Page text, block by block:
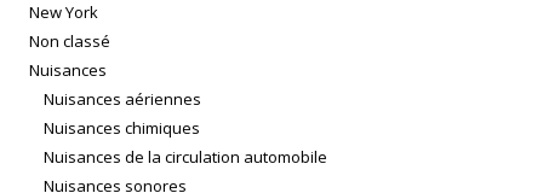
New York
Non classé
Nuisances
Nuisances aériennes
Nuisances chimiques
Nuisances de la circulation automobile
Nuisances sonores